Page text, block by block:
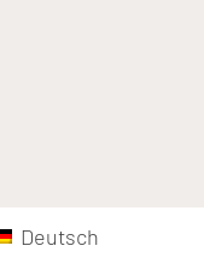
Deutsch